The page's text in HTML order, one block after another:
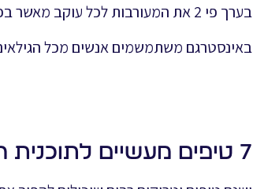
בערך פי 2 את המעורבות לכל עוקב מאשר בפייסבוק או בטוויטר.
באינסטרגם משתמשמים אנשים מכל
7 טיפים מעשיים לתוכנית המדיה החברתית הבאה שלך